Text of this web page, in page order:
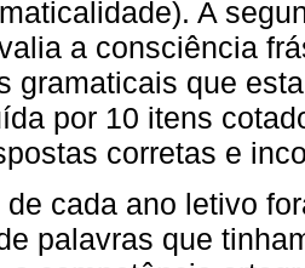
A
a consciência
gramaticais que
por 10 itens
corretas e
de cada ano letivo
palavras que